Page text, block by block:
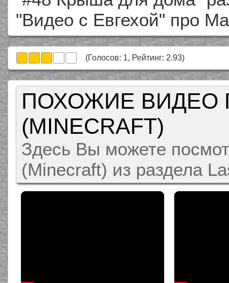
"Видео с Евгехой" про
(Голосов: 1, Рейтинг: 2.93)
ПОХОЖИЕ ВИДЕО
(MINECRAFT)
Здесь Вы можете
(Minecraft) из раздела